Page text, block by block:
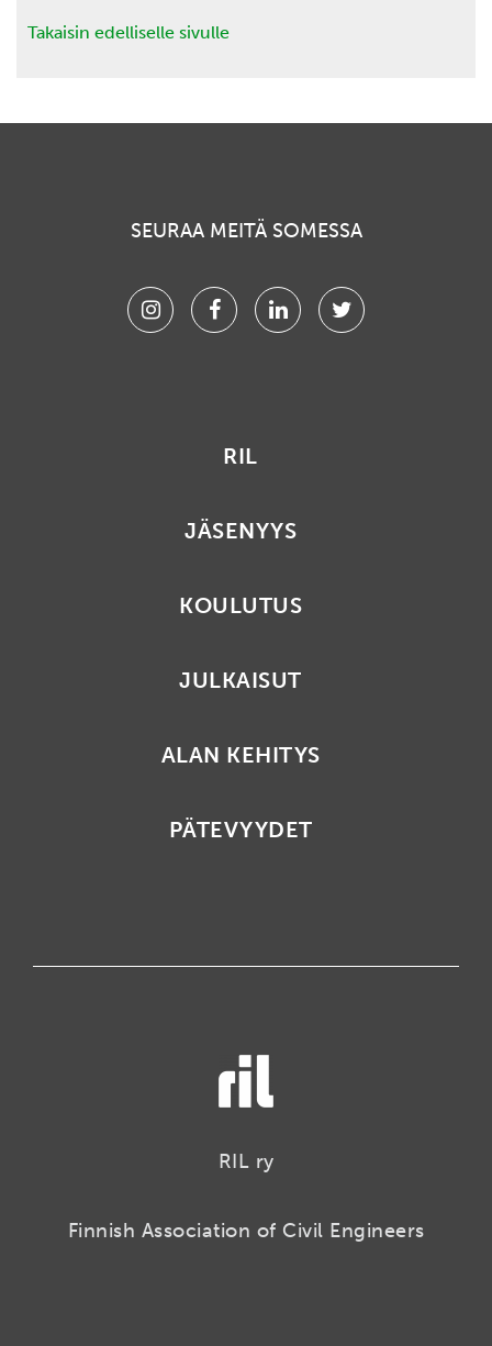
Takaisin edelliselle sivulle
SEURAA MEITÄ SOMESSA
InstagramFacebookLinkedinTwitter
RIL
JÄSENYYS
KOULUTUS
JULKAISUT
ALAN KEHITYS
PÄTEVYYDET
RIL ry
Finnish Association of Civil Engineers